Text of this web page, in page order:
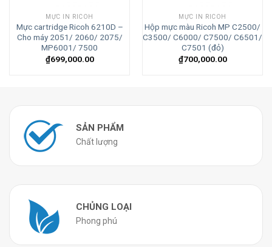
MỰC IN RICOH
Mực cartridge Ricoh 6210D –
Cho máy 2051/ 2060/ 2075/
MP6001/ 7500
₫699,000.00
MỰC IN RICOH
Hộp mực màu Ricoh MP C2500/
C3500/ C6000/ C7500/ C6501/
C7501 (đỏ)
₫700,000.00
SẢN PHẨM
Chất lượng
CHỦNG LOẠI
Phong phú